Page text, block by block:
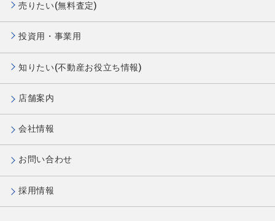
売りたい(無料査定)
投資用・事業用
知りたい(不動産お役立ち情報)
店舗案内
会社情報
お問い合わせ
採用情報